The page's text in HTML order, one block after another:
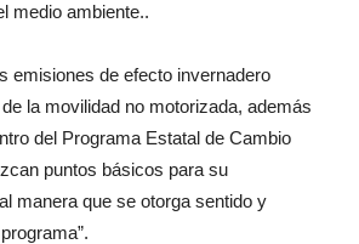
medio ambiente..
emisiones de efecto invernadero
la movilidad no motorizada, además
del Programa Estatal de Cambio
puntos básicos para su
manera que se otorga sentido y